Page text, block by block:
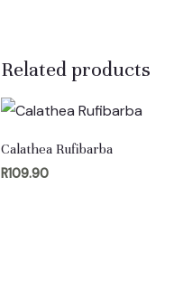
Related products
Calathea Rufibarba
R109.90